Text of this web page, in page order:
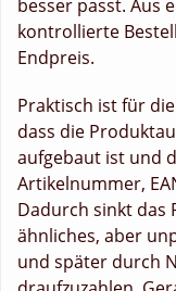
besser passt. Aus
kontrollierte
Endpreis.
Praktisch ist für
dass die
aufgebaut ist und
Artikelnummer,
Dadurch sinkt das
ähnliches, aber
und später durch